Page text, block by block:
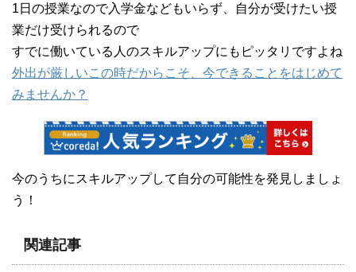
1日の授業なので入学金などもいらず、自分が受けたい授
業だけ受けられるので
すでに働いている人のスキルアップにもピッタリですよね
外出が厳しいこの時だからこそ、今できることをはじめて
みませんか？
今のうちにスキルアップして自分の可能性を発見しましょ
う！
関連記事